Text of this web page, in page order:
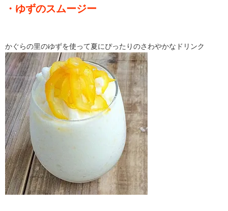
・ゆずのスムージー
かぐらの里のゆずを使って夏にぴったりのさわやかなドリンク